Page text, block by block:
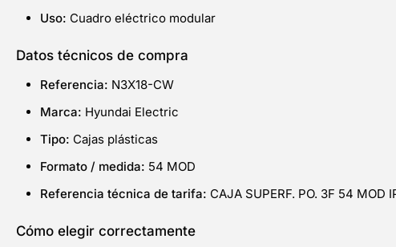
Uso: Cuadro eléctrico modular
Datos técnicos de compra
Referencia: N3X18-CW
Marca: Hyundai Electric
Tipo: Cajas plásticas
Formato / medida: 54 MOD
Referencia técnica de tarifa: CAJA SUPERF. PO. 3F 54 MOD
Cómo elegir correctamente